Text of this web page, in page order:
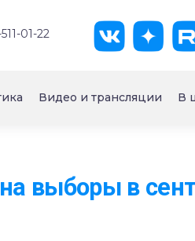
01-22
Видео и трансляции В
выборы в